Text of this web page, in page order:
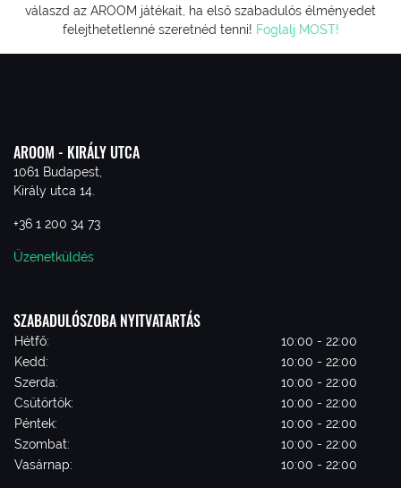
válaszd az AROOM játékait, ha első szabadulós élményedet
felejthetetlenné szeretnéd tenni! Foglalj MOST!
AROOM - KIRÁLY UTCA
1061 Budapest,
Király utca 14.
+36 1 200 34 73
Üzenetküldés
SZABADULÓSZOBA NYITVATARTÁS
Hétfő:
10:00 - 22:00
Kedd:
10:00 - 22:00
Szerda:
10:00 - 22:00
Csütörtök:
10:00 - 22:00
Péntek:
10:00 - 22:00
Szombat:
10:00 - 22:00
Vasárnap:
10:00 - 22:00